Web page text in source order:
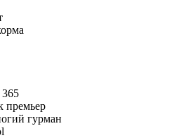
премьер
гурман